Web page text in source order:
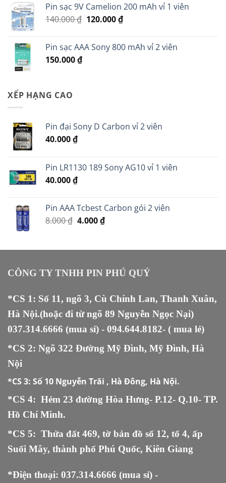
439.000 ₫.là:
398.000 ₫.
Pin sạc 9V Camelion 200 mAh vỉ 1 viên
140.000₫ Giá
140.000 ₫.
120.000₫Giá
là:
Pin sạc AAA Sony 800 mAh vỉ 2 viên
150.000₫
XẾP HẠNG CAO
Pin đại Sony D Carbon vỉ 2 viên
40.000₫
Pin LR1130 189 Sony AG10 vỉ 1 viên
40.000₫
Pin AAA Tcbest Carbon gói 2 viên
8.000₫ Giá
8.000 ₫.
4.000₫Giá
là:
CÔNG TY TNHH PIN PHÚ QUÝ
*CS 1: Số 11, ngõ 3, Cù Chính Lan, Thanh Xuân,
Hà Nội.(hoặc đi từ ngõ 89 Nguyễn Ngọc Nại)
037.314.6666 (mua sỉ) - 094.644.8182- ( mua lẻ)
*CS 2: Ngõ 322 Đường Mỹ Đình, Mỹ Đình, Hà
Nội
*CS 3: Số 10 Nguyễn Trãi , Hà Đông, Hà Nội.
*CS 4: Hẻm 23 đường Hòa Hưng- P.12- Q.10- TP.
Hồ Chí Minh.
*CS 5: Thửa đất 469, tờ bản đồ số 12, tổ 4, ấp
Suối Mây, thành phố Phú Quốc, Kiên Giang
*Điện thoại: 037.314.6666 (mua sỉ) -